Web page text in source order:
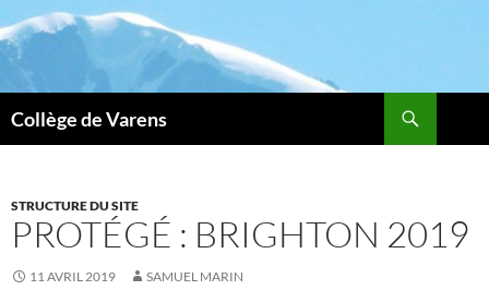
Aller
au
contenu
Collège de Varens
STRUCTURE DU SITE
PROTÉGÉ : BRIGHTON 2019
11 AVRIL 2019 SAMUEL MARIN